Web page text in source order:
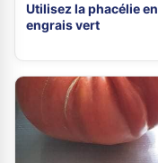
Utilisez la phacélie en
engrais vert